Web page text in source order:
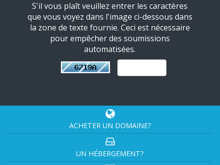
S'il vous plaît veuillez entrer les caractères
que vous voyez dans l'image ci-dessous dans
la zone de texte fournie. Ceci est nécessaire
pour empêcher des soumissions
automatisées.
ACHETER UN DOMAINE?
UN HÉBERGEMENT?